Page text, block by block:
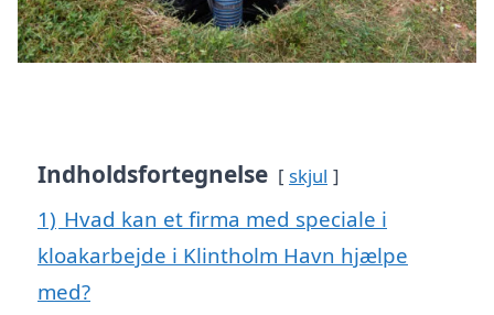
Indholdsfortegnelse skjul
1) Hvad kan et firma med speciale i
kloakarbejde i Klintholm Havn hjælpe
med?